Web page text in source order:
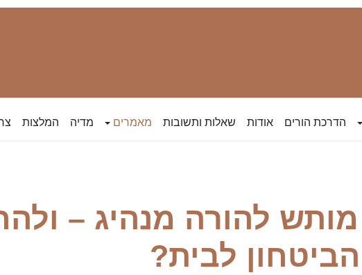
הדרכת הורים אודות שאלות ותשובות מאמרים מדיה המלצות
להורה מנהיג –
הביטחון לבית?